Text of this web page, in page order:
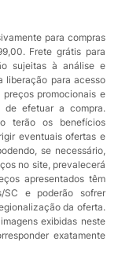
para compras
Frete grátis para
sujeitas à análise e
liberação para acesso
promocionais e
de efetuar a compra.
terão os benefícios
eventuais ofertas e
se necessário,
no site, prevalecerá
apresentados têm
SC e poderão sofrer
da oferta.
exibidas neste
exatamente